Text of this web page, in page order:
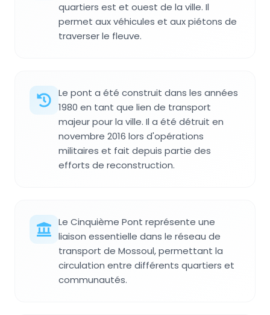
quartiers est et ouest de la ville. Il
permet aux véhicules et aux piétons de
traverser le fleuve.
Le pont a été construit dans les années
1980 en tant que lien de transport
majeur pour la ville. Il a été détruit en
novembre 2016 lors d'opérations
militaires et fait depuis partie des
efforts de reconstruction.
Le Cinquième Pont représente une
liaison essentielle dans le réseau de
transport de Mossoul, permettant la
circulation entre différents quartiers et
communautés.